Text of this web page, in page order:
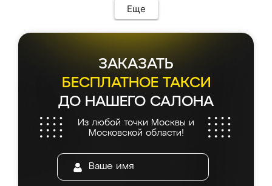
Еще
ЗАКАЗАТЬ
БЕСПЛАТНОЕ ТАКСИ
ДО НАШЕГО САЛОНА
Из любой точки Москвы и
Московской области!